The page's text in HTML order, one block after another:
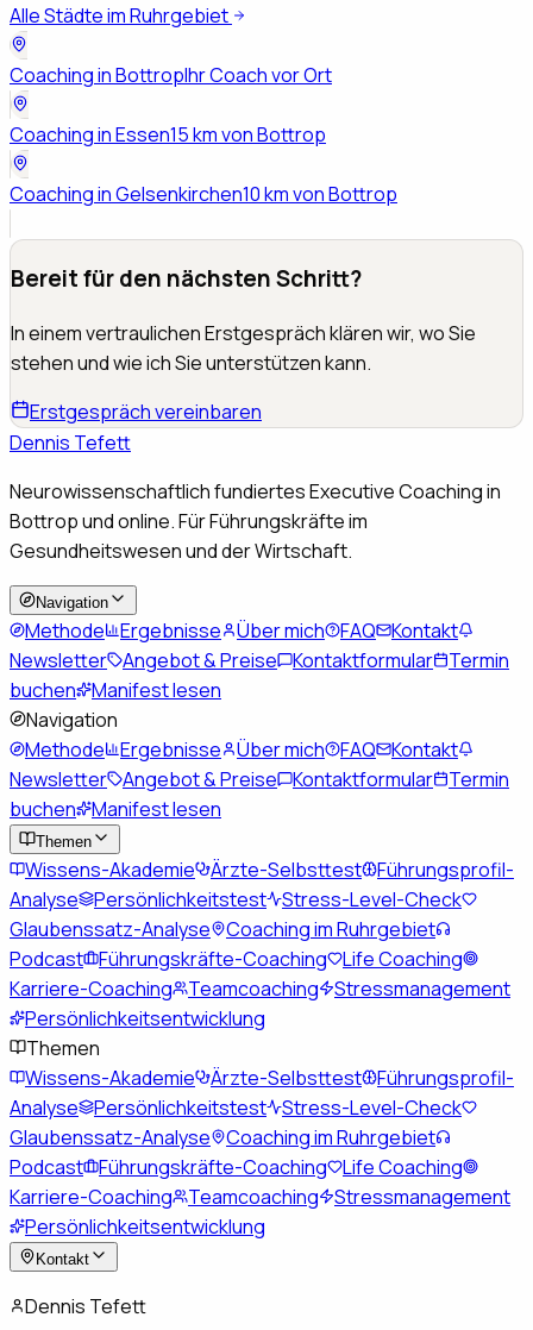
Alle Städte im Ruhrgebiet
Coaching inBottropIhr Coach vor Ort
Coaching inEssen15 km von Bottrop
Coaching inGelsenkirchen10 km von Bottrop
Bereit für den nächsten Schritt?
In einem vertraulichen Erstgespräch klären wir, wo Sie
stehen und wie ich Sie unterstützen kann.
Erstgespräch vereinbaren
Dennis Tefett
Neurowissenschaftlich fundiertes Executive Coaching in
Bottrop und online. Für Führungskräfte im
Gesundheitswesen und der Wirtschaft.
Navigation
Methode Ergebnisse Über mich FAQ
Kontakt
Newsletter Angebot & Preise Kontaktformular
Termin
buchen
Manifest lesen
Navigation
Methode
Ergebnisse Über mich FAQ
Kontakt
Newsletter Angebot & Preise Kontaktformular
Termin
buchen
Manifest lesen
Themen
Wissens-Akademie Ärzte-Selbsttest Führungsprofil-
Analyse
Persönlichkeitstest Stress-Level-Check
Glaubenssatz-Analyse
Coaching im Ruhrgebiet
Podcast Führungskräfte-Coaching
Life Coaching
Karriere-Coaching
Teamcoaching
Stressmanagement
Persönlichkeitsentwicklung
Themen
Wissens-Akademie
Ärzte-Selbsttest Führungsprofil-
Analyse
Persönlichkeitstest Stress-Level-Check
Glaubenssatz-Analyse
Coaching im Ruhrgebiet
Podcast Führungskräfte-Coaching
Life Coaching
Karriere-Coaching
Teamcoaching
Stressmanagement
Persönlichkeitsentwicklung
Kontakt
Dennis Tefett